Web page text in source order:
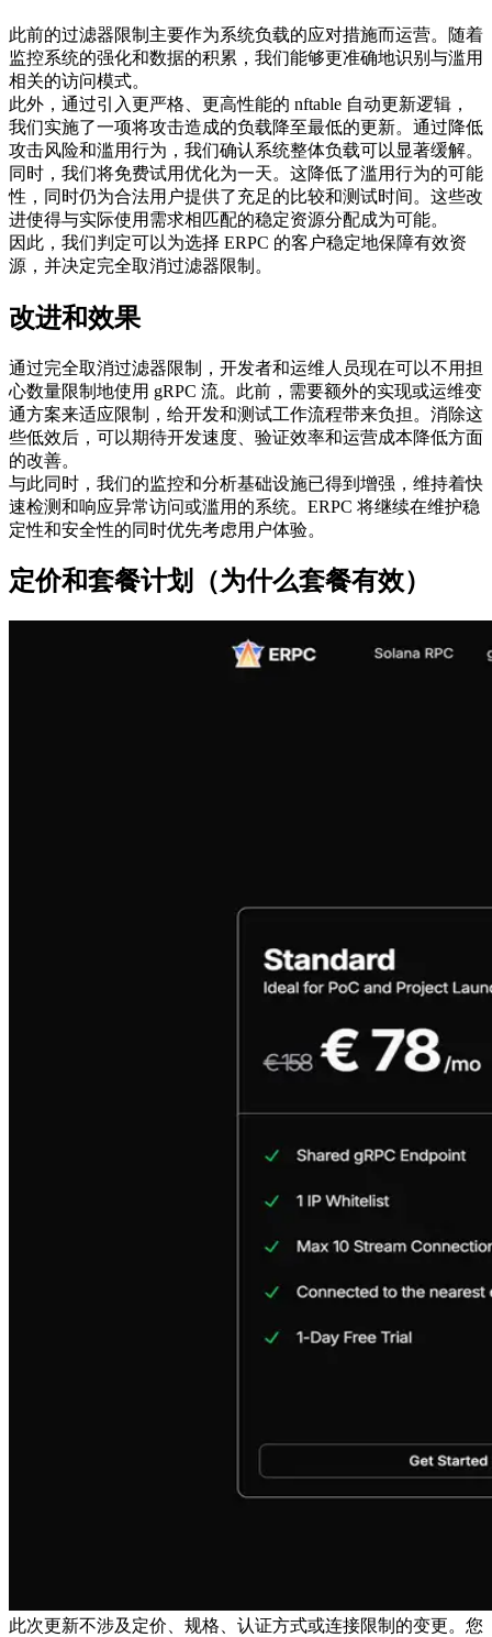
此前的过滤器限制主要作为系统负载的应对措施而运营。随着
监控系统的强化和数据的积累，我们能够更准确地识别与滥用
相关的访问模式。
此外，通过引入更严格、更高性能的 nftable 自动更新逻辑，
我们实施了一项将攻击造成的负载降至最低的更新。通过降低
攻击风险和滥用行为，我们确认系统整体负载可以显著缓解。
同时，我们将免费试用优化为一天。这降低了滥用行为的可能
性，同时仍为合法用户提供了充足的比较和测试时间。这些改
进使得与实际使用需求相匹配的稳定资源分配成为可能。
因此，我们判定可以为选择 ERPC 的客户稳定地保障有效资
源，并决定完全取消过滤器限制。
改进和效果
通过完全取消过滤器限制，开发者和运维人员现在可以不用担
心数量限制地使用 gRPC 流。此前，需要额外的实现或运维变
通方案来适应限制，给开发和测试工作流程带来负担。消除这
些低效后，可以期待开发速度、验证效率和运营成本降低方面
的改善。
与此同时，我们的监控和分析基础设施已得到增强，维持着快
速检测和响应异常访问或滥用的系统。ERPC 将继续在维护稳
定性和安全性的同时优先考虑用户体验。
定价和套餐计划（为什么套餐有效）
此次更新不涉及定价、规格、认证方式或连接限制的变更。您